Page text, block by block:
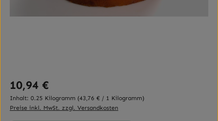
Regulärer Preis:
10,94 €
Inhalt: 0.25 Kilogramm (43,76 € / 1 Kilogramm)
Preise inkl. MwSt. zzgl. Versandkosten